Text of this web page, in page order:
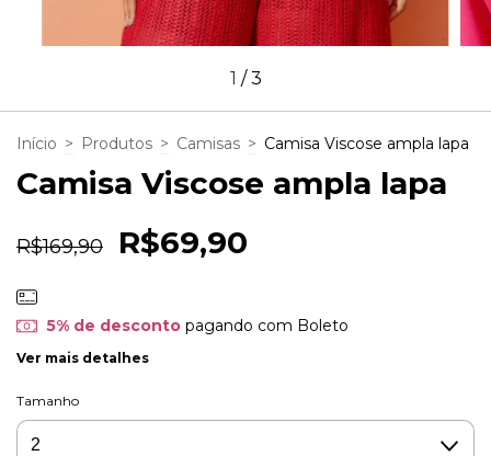
1 /3
Início > Produtos > Camisas > Camisa Viscose ampla lapa
Camisa Viscose ampla lapa
R$169,90 R$69,90
5% de descontopagando com Boleto
Ver mais detalhes
Tamanho